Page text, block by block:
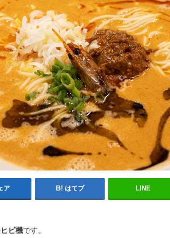
ア はてブ LINE
ヒビ機です。